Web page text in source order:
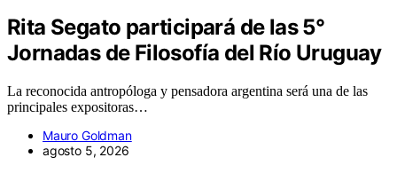
Rita Segato participará de las 5°
Jornadas de Filosofía del Río Uruguay
La reconocida antropóloga y pensadora argentina será una de las
principales expositoras…
Mauro Goldman
agosto 5, 2026